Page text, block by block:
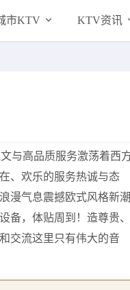
市KTV KTV资讯
与高品质服务激荡着西
、欢乐的服务热诚与态
漫气息震撼欧式风格新潮
备，体贴周到！造尊贵、
交流这里只有伟大的音